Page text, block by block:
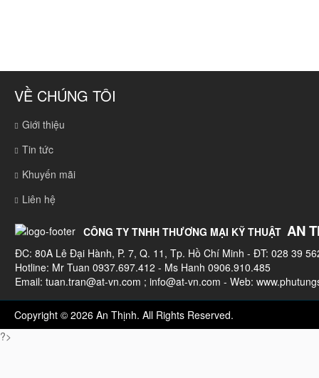
VỀ CHÚNG TÔI
Giới thiệu
Tin tức
Khuyến mãi
Liên hệ
CÔNG TY TNHH THƯƠNG MẠI KỸ THUẬT AN
ĐC: 80A Lê Đại Hành, P. 7, Q. 11, Tp. Hồ Chí Minh - ĐT: 028 39
Hotline: Mr Tuan 0937.697.412 - Ms Hanh 0906.910.485
Email: tuan.tran@at-vn.com ; info@at-vn.com - Web:
Copyright © 2026 An Thịnh. All Rights Reserved.
?>